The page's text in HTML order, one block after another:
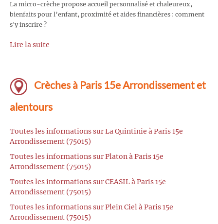
La micro-crèche propose accueil personnalisé et chaleureux,
bienfaits pour l’enfant, proximité et aides financières : comment
s'y inscrire ?
Lire la suite
Crèches à Paris 15e Arrondissement et
alentours
Toutes les informations sur La Quintinie à Paris 15e
Arrondissement (75015)
Toutes les informations sur Platon à Paris 15e
Arrondissement (75015)
Toutes les informations sur CEASIL à Paris 15e
Arrondissement (75015)
Toutes les informations sur Plein Ciel à Paris 15e
Arrondissement (75015)